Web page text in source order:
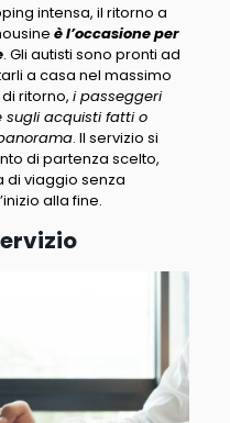
intensa, il ritorno a
è l’occasione per
. Gli autisti sono pronti ad
a casa nel massimo
ritorno, i passeggeri
sugli acquisti fatti o
. Il servizio si
di partenza scelto,
di viaggio senza
alla fine.